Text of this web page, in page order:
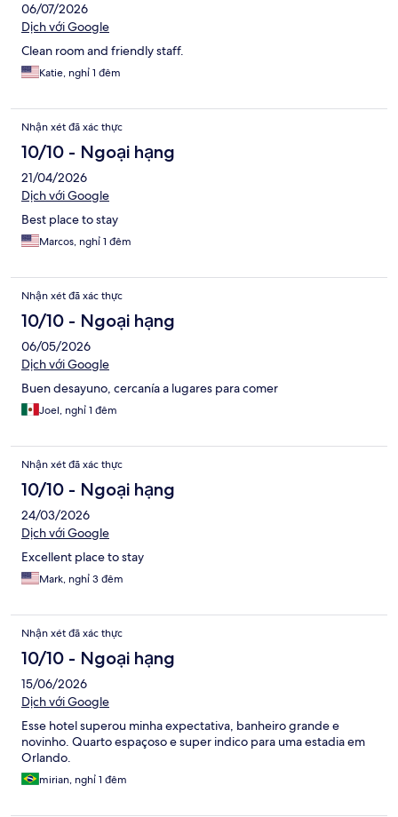
06/07/2026
Dịch với Google
Clean room and friendly staff.
Katie, nghỉ 1 đêm
Nhận xét đã xác thực
10/10 - Ngoại hạng
21/04/2026
Dịch với Google
Best place to stay
Marcos, nghỉ 1 đêm
Nhận xét đã xác thực
10/10 - Ngoại hạng
06/05/2026
Dịch với Google
Buen desayuno, cercanía a lugares para comer
Joel, nghỉ 1 đêm
Nhận xét đã xác thực
10/10 - Ngoại hạng
24/03/2026
Dịch với Google
Excellent place to stay
Mark, nghỉ 3 đêm
Nhận xét đã xác thực
10/10 - Ngoại hạng
15/06/2026
Dịch với Google
Esse hotel superou minha expectativa, banheiro grande e
novinho. Quarto espaçoso e super indico para uma estadia em
Orlando.
mirian, nghỉ 1 đêm